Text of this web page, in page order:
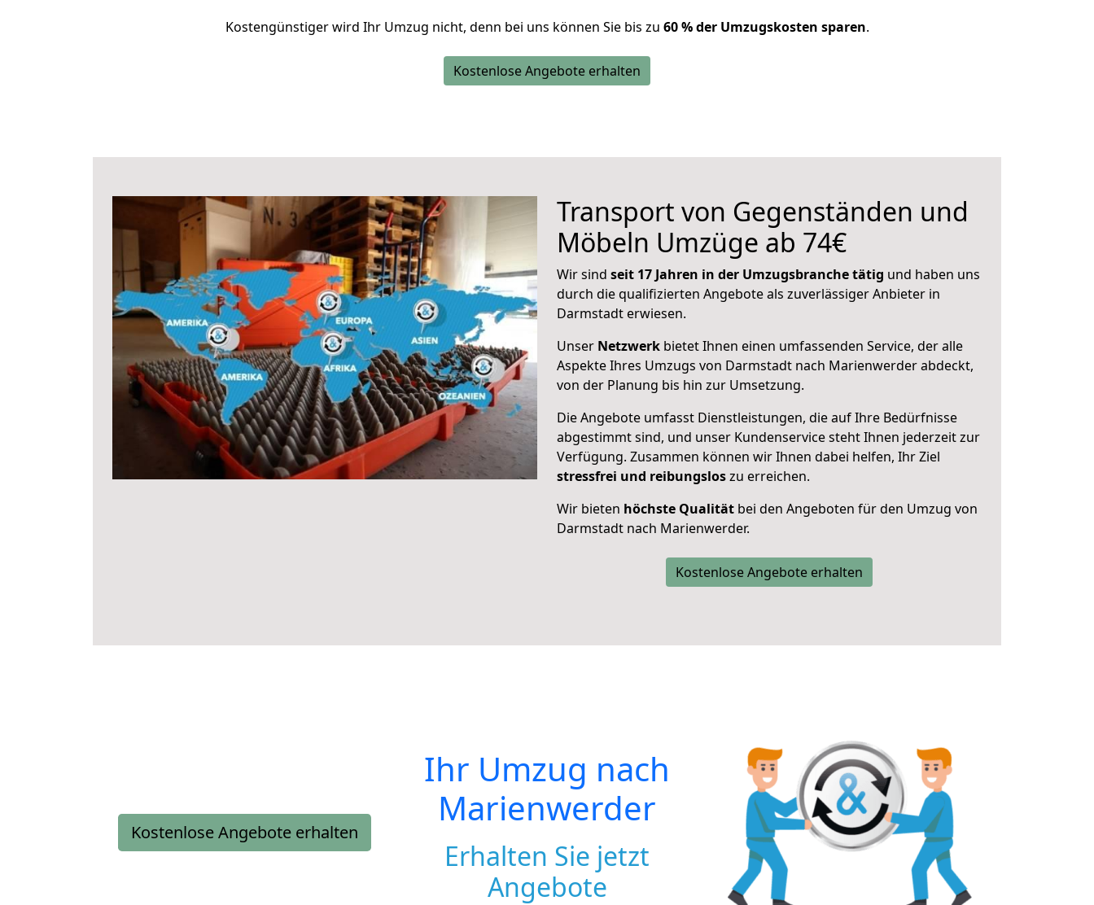
Kostengünstiger wird Ihr Umzug nicht, denn bei uns können Sie bis zu 60 % der Umzugskosten sparen.
Kostenlose Angebote erhalten
Transport von Gegenständen und
Möbeln Umzüge ab 74€
Wir sind seit 17 Jahren in der Umzugsbranche tätig und haben uns
durch die qualifizierten Angebote als zuverlässiger Anbieter in
Darmstadt erwiesen.
Unser Netzwerk bietet Ihnen einen umfassenden Service, der alle
Aspekte Ihres Umzugs von Darmstadt nach Marienwerder abdeckt,
von der Planung bis hin zur Umsetzung.
Die Angebote umfasst Dienstleistungen, die auf Ihre Bedürfnisse
abgestimmt sind, und unser Kundenservice steht Ihnen jederzeit zur
Verfügung. Zusammen können wir Ihnen dabei helfen, Ihr Ziel
stressfrei und reibungsloszu erreichen.
Wir bieten höchste Qualität bei den Angeboten für den Umzug von
Darmstadt nach Marienwerder.
Kostenlose Angebote erhalten
Kostenlose Angebote erhalten
Ihr Umzug nach
Marienwerder
Erhalten Sie jetzt
Angebote